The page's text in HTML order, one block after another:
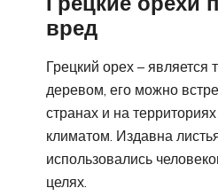
вред
Грецкий орех –
деревом, его можно
странах и на
климатом. Издавна
использовались
целях.